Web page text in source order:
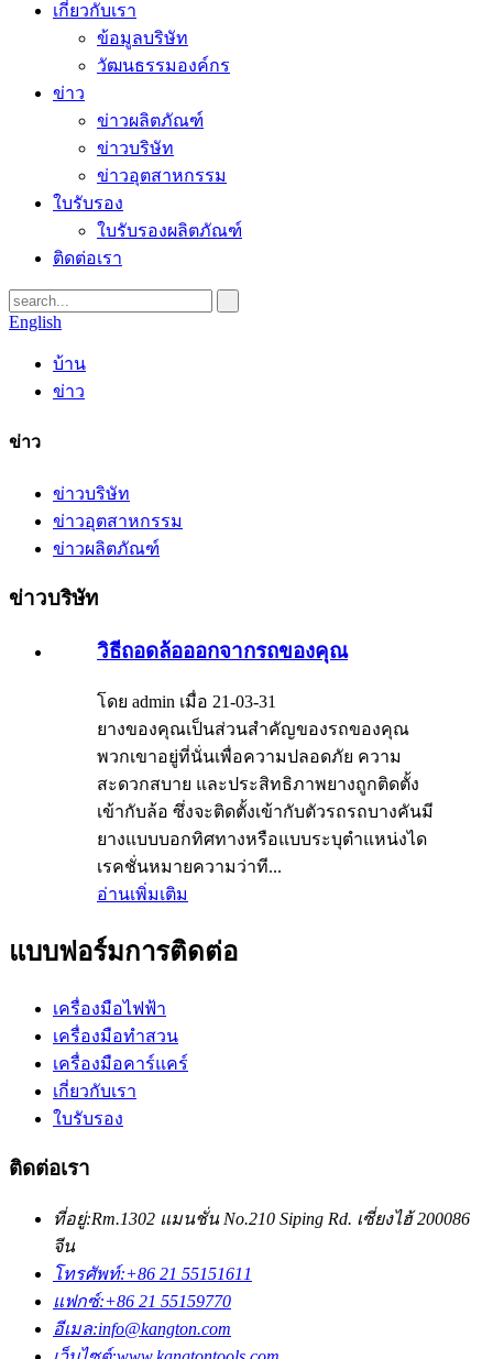
เกี่ยวกับเรา
ข้อมูลบริษัท
วัฒนธรรมองค์กร
ข่าว
ข่าวผลิตภัณฑ์
ข่าวบริษัท
ข่าวอุตสาหกรรม
ใบรับรอง
ใบรับรองผลิตภัณฑ์
ติดต่อเรา
English
บ้าน
ข่าว
ข่าว
ข่าวบริษัท
ข่าวอุตสาหกรรม
ข่าวผลิตภัณฑ์
ข่าวบริษัท
วิธีถอดล้อออกจากรถของคุณ
โดย admin เมื่อ 21-03-31
ยางของคุณเป็นส่วนสำคัญของรถของคุณ
พวกเขาอยู่ที่นั่นเพื่อความปลอดภัย ความ
สะดวกสบาย และประสิทธิภาพยางถูกติดตั้ง
เข้ากับล้อ ซึ่งจะติดตั้งเข้ากับตัวรถรถบางคันมี
ยางแบบบอกทิศทางหรือแบบระบุตำแหน่งได
เรคชั่นหมายความว่าที...
อ่านเพิ่มเติม
แบบฟอร์มการติดต่อ
เครื่องมือไฟฟ้า
เครื่องมือทำสวน
เครื่องมือคาร์แคร์
เกี่ยวกับเรา
ใบรับรอง
ติดต่อเรา
ที่อยู่:Rm.1302 แมนชั่น No.210 Siping Rd. เซี่ยงไฮ้ 200086
จีน
โทรศัพท์:+86 21 55151611
แฟกซ์:+86 21 55159770
อีเมล:info@kangton.com